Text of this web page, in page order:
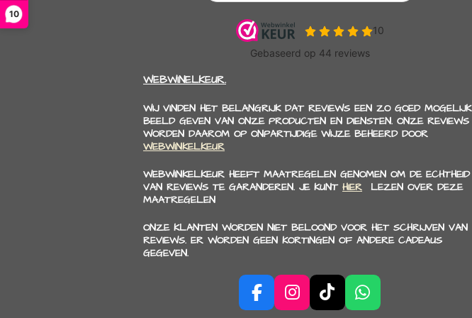
10
WEBWINELKEUR.
WIJ VINDEN HET BELANGRIJK DAT REVIEWS EEN ZO GOED MOGELIJK
BEELD GEVEN VAN ONZE PRODUCTEN EN DIENSTEN. ONZE REVIEWS
WORDEN DAAROM OP ONPARTIJDIGE WIJZE BEHEERD DOOR
WEBWINKELKEUR
WEBWINKELKEUR HEEFT MAATREGELEN GENOMEN OM DE ECHTHEID
VAN REVIEWS TE GARANDEREN. JE KUNT HIER LEZEN OVER DEZE
MAATREGELEN
ONZE KLANTEN WORDEN NIET BELOOND VOOR HET SCHRIJVEN VAN
REVIEWS. ER WORDEN GEEN KORTINGEN OF ANDERE CADEAUS
GEGEVEN.
F I T W